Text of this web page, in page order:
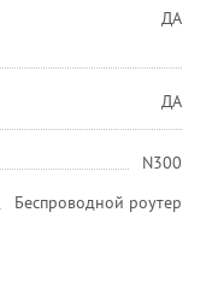
ДА
ДА
N300
Беспроводной роутер